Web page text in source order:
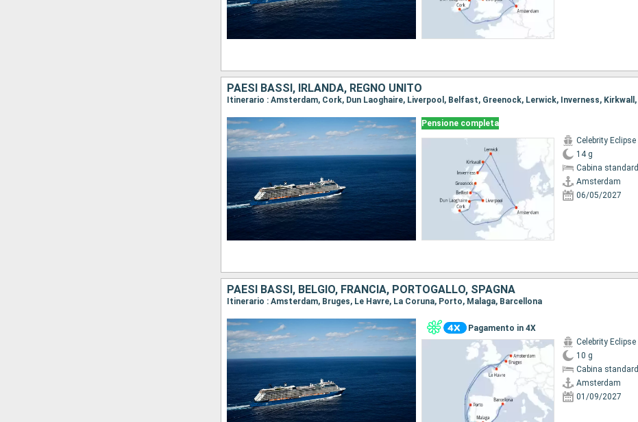
PAESI BASSI, IRLANDA, REGNO UNITO
Pensione completa
Celebrity Eclipse
14 g
Cabina standard
Amsterdam
06/05/2027
PAESI BASSI, BELGIO, FRANCIA, PORTOGALLO, SPAGNA
Itinerario : Amsterdam, Bruges, Le Havre, La Coruna, Porto, Malaga, Barcellona
Pagamento in 4X
Celebrity Eclipse
10 g
Cabina standard
Amsterdam
01/09/2027